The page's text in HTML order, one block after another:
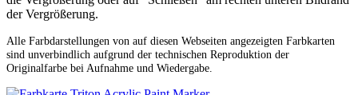
der Vergrößerung.
Alle Farbdarstellungen von auf diesen Webseiten angezeigten Farbkarten
sind unverbindlich aufgrund der technischen Reproduktion der
Originalfarbe bei Aufnahme und Wiedergabe.